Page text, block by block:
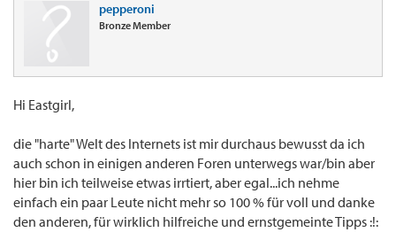
pepperoni
Bronze Member
Hi Eastgirl,
die "harte" Welt des Internets ist mir durchaus bewusst da ich
auch schon in einigen anderen Foren unterwegs war/bin aber
hier bin ich teilweise etwas irrtiert, aber egal...ich nehme
einfach ein paar Leute nicht mehr so 100 % für voll und danke
den anderen, für wirklich hilfreiche und ernstgemeinte Tipps :!: